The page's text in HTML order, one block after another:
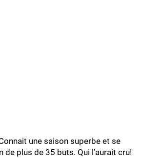
une saison superbe et se
de plus de 35 buts. Qui l’aurait cru!